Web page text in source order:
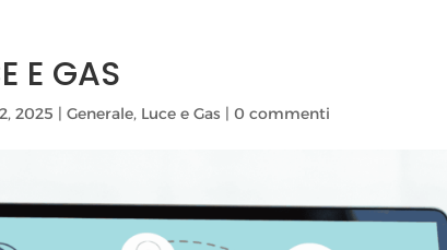
E GAS
2025 |Generale, Luce e Gas |0 commenti